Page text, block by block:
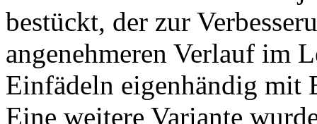
bestückt, der zur
angenehmeren Verlauf im
Einfädeln eigenhändig mit
Eine weitere Variante